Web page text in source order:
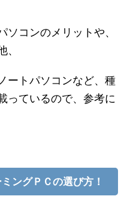
ソコンのメリットや、
ートパソコンなど、種
っているので、参考に
ングＰＣの選び方！